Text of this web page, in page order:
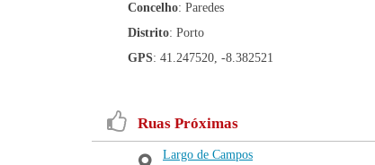
Concelho: Paredes
Distrito: Porto
GPS: 41.247520, -8.382521
Ruas Próximas
Largo de Campos